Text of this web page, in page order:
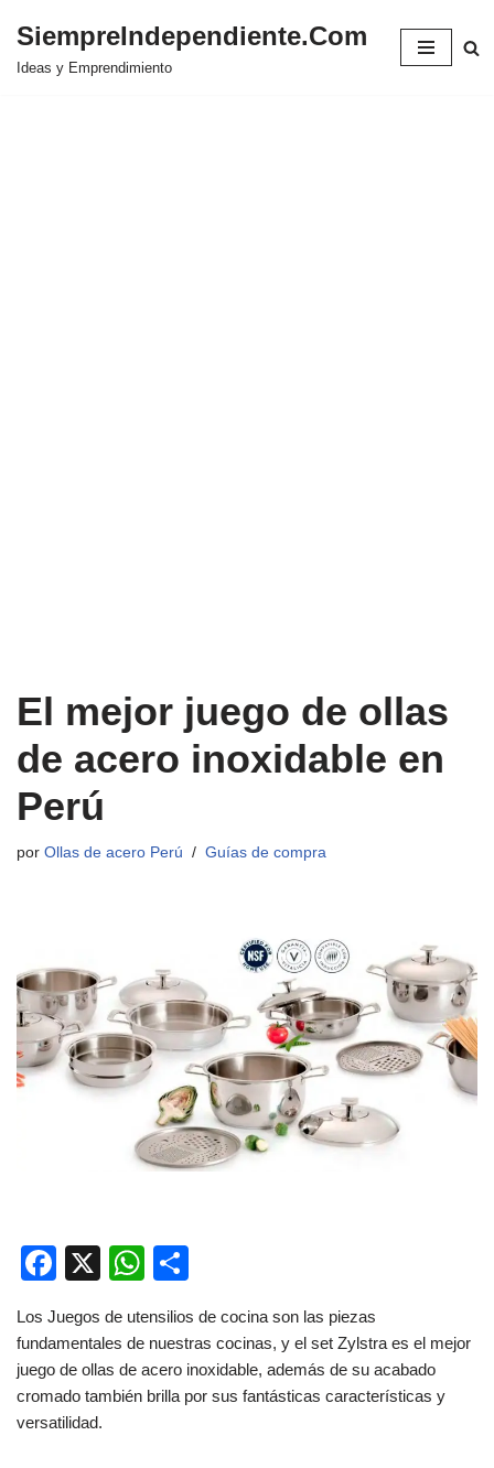
Saltar
SiempreIndependiente.Com
Ideas y Emprendimiento
El mejor juego de ollas
de acero inoxidable en
Perú
por Ollas de acero Perú Guías de compra
F
c
e
b
o
X
W
at
s
A
m
p
ar
Los Juegos de utensilios de cocina son las piezas
fundamentales de nuestras cocinas, y el set Zylstra es el mejor
juego de ollas de acero inoxidable, además de su acabado
cromado también brilla por sus fantásticas características y
versatilidad.